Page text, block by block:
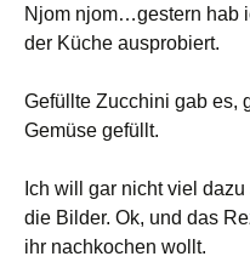
Njom njom…gestern hab
der Küche ausprobiert.
Gefüllte Zucchini gab es,
Gemüse gefüllt.
Ich will gar nicht viel
die Bilder. Ok, und das
ihr nachkochen wollt.